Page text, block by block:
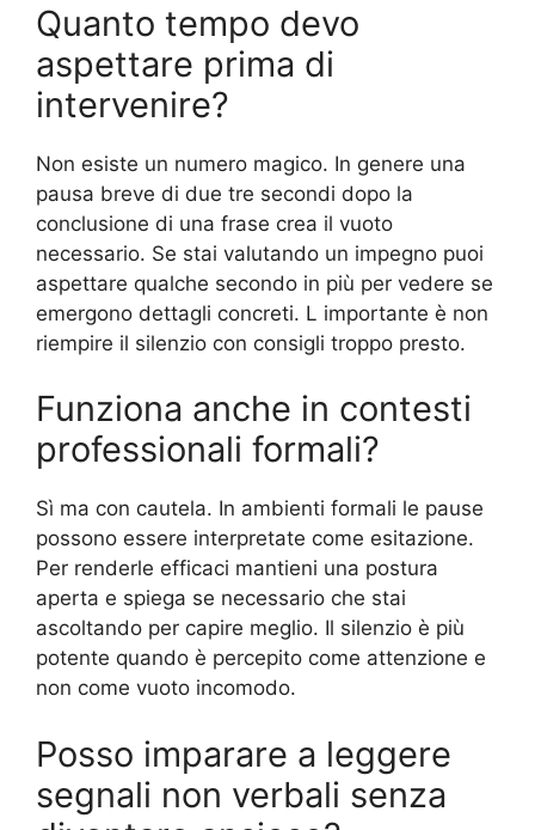
Quanto tempo devo
aspettare prima di
intervenire?
Non esiste un numero magico. In genere una
pausa breve di due tre secondi dopo la
conclusione di una frase crea il vuoto
necessario. Se stai valutando un impegno puoi
aspettare qualche secondo in più per vedere se
emergono dettagli concreti. L importante è non
riempire il silenzio con consigli troppo presto.
Funziona anche in contesti
professionali formali?
Sì ma con cautela. In ambienti formali le pause
possono essere interpretate come esitazione.
Per renderle efficaci mantieni una postura
aperta e spiega se necessario che stai
ascoltando per capire meglio. Il silenzio è più
potente quando è percepito come attenzione e
non come vuoto incomodo.
Posso imparare a leggere
segnali non verbali senza